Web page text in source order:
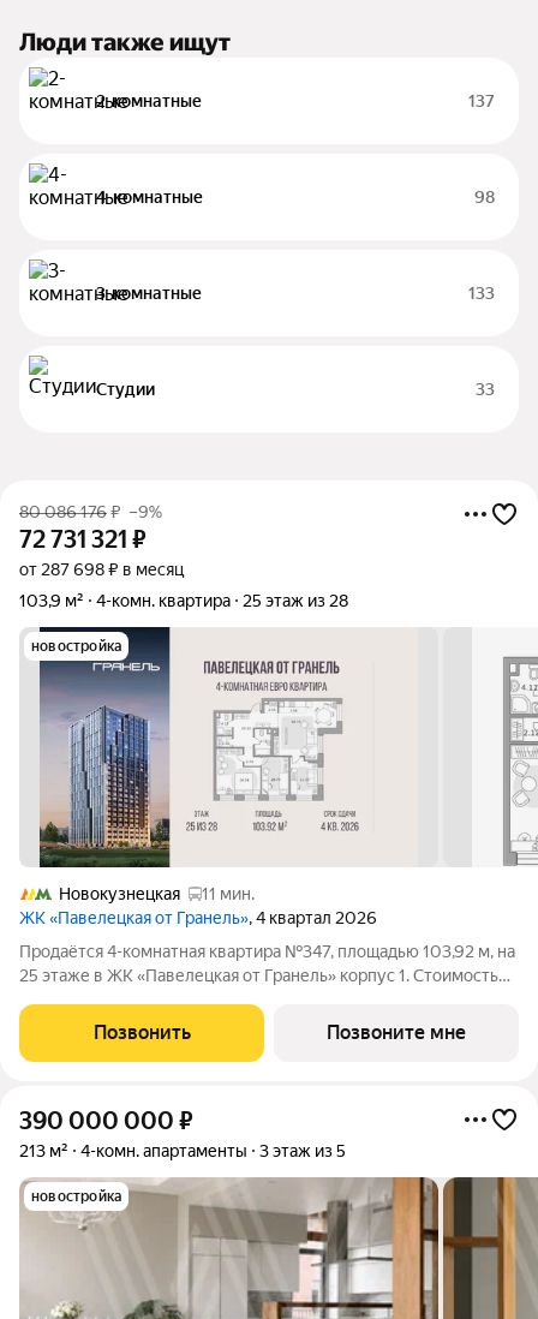
Люди также ищут
2-комнатные 137
4-комнатные 98
3-комнатные 133
Студии 33
80 086 176₽ –9%
72 731 321 ₽
от 287 698 ₽ в месяц
103,9 м²
4-комн. квартира 25 этаж из 28
новостройка
Новокузнецкая
11 мин.
ЖК «Павелецкая от Гранель», 4 квартал 2026
Продаётся 4-комнатная квартира №347, площадью 103,92 м, на
25 этаже в ЖК «Павелецкая от Гранель» корпус 1. Стоимость
окна на улицу. «Павелецкая от Гранель» проект бизнес-класса
в
Позвонить Позвоните мне
390 000 000 ₽
213 м² 4-комн. апартаменты 3 этаж из 5
новостройка